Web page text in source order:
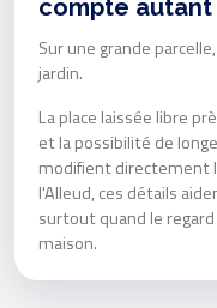
compte autant
Sur une grande
jardin.
La place laissée libre
et la possibilité de
modifient directement
l'Alleud, ces détails
surtout quand le
maison.